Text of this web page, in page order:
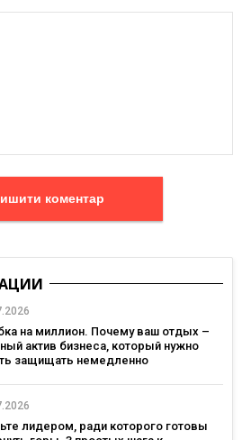
Залишити коментар
на миллион. Почему ваш отдых –
актив бизнеса, который нужно
защищать немедленно
лидером, ради которого готовы